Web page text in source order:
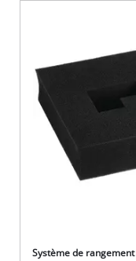
Système de rangement